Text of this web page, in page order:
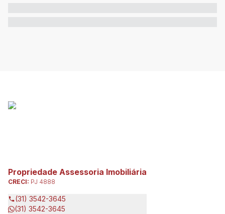
Propriedade Assessoria Imobiliária
CRECI: PJ 4888
(31) 3542-3645
(31) 3542-3645